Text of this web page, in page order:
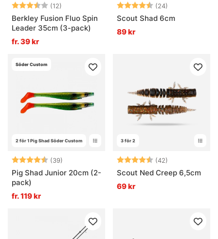
Betyg: (12)
3.3 utav 5 stjärnor
Berkley Fusion Fluo Spin
Leader 35cm (3-pack)
fr. 39 kr
Betyg: (24)
Scout Shad 6cm
89 kr
2 för 1 Pig Shad Söder Custom
Söder Custom
Betyg: (39)
4.7 utav 5 stjärnor
Pig Shad Junior 20cm (2-
pack)
fr. 119 kr
3 för 2
Betyg: (42)
Scout Ned Creep 6,5cm
69 kr